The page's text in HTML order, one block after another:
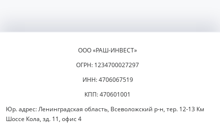
ООО «РАШ-ИНВЕСТ»
ОГРН: 1234700027297
ИНН: 4706067519
КПП: 470601001
Юр. адрес: Ленинградская область, Всеволожский р-н, тер. 12-13 Км
Шоссе Кола, зд. 11, офис 4